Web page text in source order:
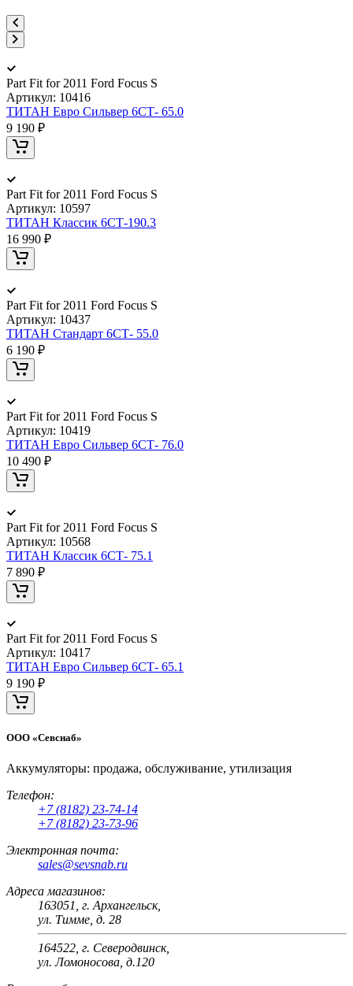
Part Fit for 2011 Ford Focus S
Артикул: 10416
ТИТАН Евро Сильвер 6СТ- 65.0
9 190 ₽
Part Fit for 2011 Ford Focus S
Артикул: 10597
ТИТАН Классик 6СТ-190.3
16 990 ₽
Part Fit for 2011 Ford Focus S
Артикул: 10437
ТИТАН Стандарт 6СТ- 55.0
6 190 ₽
Part Fit for 2011 Ford Focus S
Артикул: 10419
ТИТАН Евро Сильвер 6СТ- 76.0
10 490 ₽
Part Fit for 2011 Ford Focus S
Артикул: 10568
ТИТАН Классик 6СТ- 75.1
7 890 ₽
Part Fit for 2011 Ford Focus S
Артикул: 10417
ТИТАН Евро Сильвер 6СТ- 65.1
9 190 ₽
ООО «Севснаб»
Аккумуляторы: продажа, обслуживание, утилизация
Телефон:
+7 (8182) 23-74-14
+7 (8182) 23-73-96
Электронная почта:
sales@sevsnab.ru
Адреса магазинов:
163051, г. Архангельск,
ул. Тимме, д. 28
164522, г. Северодвинск,
ул. Ломоносова, д.120